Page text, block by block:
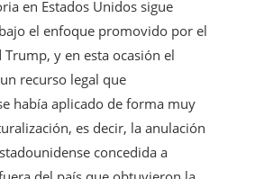
en Estados Unidos sigue
el enfoque promovido por el
y en esta ocasión el
recurso legal que
había aplicado de forma muy
es decir, la anulación
concedida a